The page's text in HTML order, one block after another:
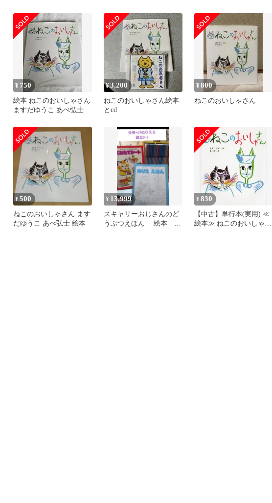
¥ 750
絵本 ねこのおいしゃさん
ますだゆうこ あべ弘士
¥3,200
ねこのおいしゃさん絵本
とcd
¥800
ねこのおいしゃさん
¥500
ねこのおいしゃさん ます
だゆうこ あべ弘士 絵本
¥ 13,999
スキャリーおじさんのど
うぶつえほん 絵本 全
¥830
【中古】単行本(実用) ≪
絵本≫ ねこのおいしゃさ